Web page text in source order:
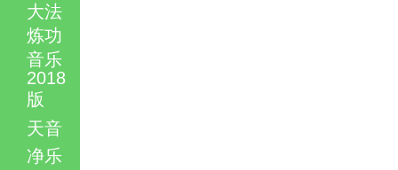
大法
炼功
音乐
2018
版
天音
净乐